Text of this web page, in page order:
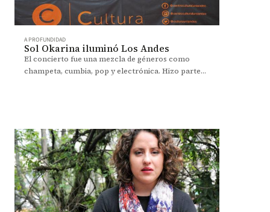
A PROFUNDIDAD
Sol Okarina iluminó Los Andes
El concierto fue una mezcla de géneros como
champeta, cumbia, pop y electrónica. Hizo parte